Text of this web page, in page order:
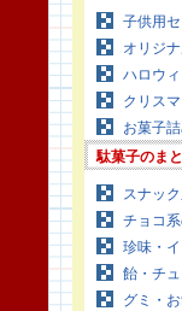
子供用セ
オリジ
ハロウ
クリス
お菓子
駄菓子のま
スナッ
チョコ
珍味・
飴・チ
グミ・